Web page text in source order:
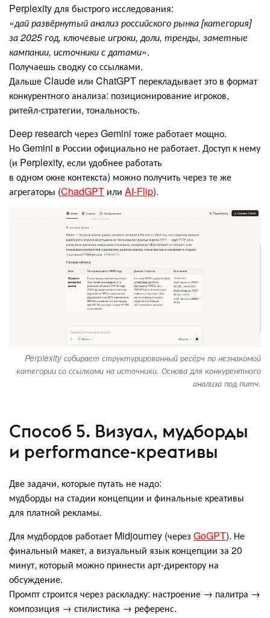
Perplexity для быстрого исследования:
«дай развёрнутый анализ российского рынка [категория]
за 2025 год, ключевые игроки, доли, тренды, заметные
кампании, источники с датами».
Получаешь сводку со ссылками.
Дальше Claude или ChatGPT перекладывает это в формат
конкурентного анализа: позиционирование игроков,
ритейл-стратегии, тональность.
Deep research через Gemini тоже работает мощно.
Но Gemini в России официально не работает. Доступ к нему
(и Perplexity, если удобнее работать
в одном окне контекста) можно получить через те же
агрегаторы (ChadGPT или AI-Flip).
Perplexity собирает структурированный ресёрч по незнакомой
категории со ссылками на источники. Основа для конкурентного
анализа под питч.
Способ 5. Визуал, мудборды
и performance-креативы
Две задачи, которые путать не надо:
мудборды на стадии концепции и финальные креативы
для платной рекламы.
Для мудбордов работает Midjourney (через GoGPT). Не
финальный макет, а визуальный язык концепции за 20
минут, который можно принести арт-директору на
обсуждение.
Промпт строится через раскладку: настроение → палитра →
композиция → стилистика → референс.